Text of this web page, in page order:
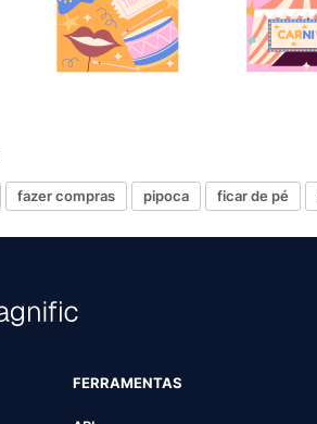
fazer compras pipoca ficar de pé
FERRAMENTAS